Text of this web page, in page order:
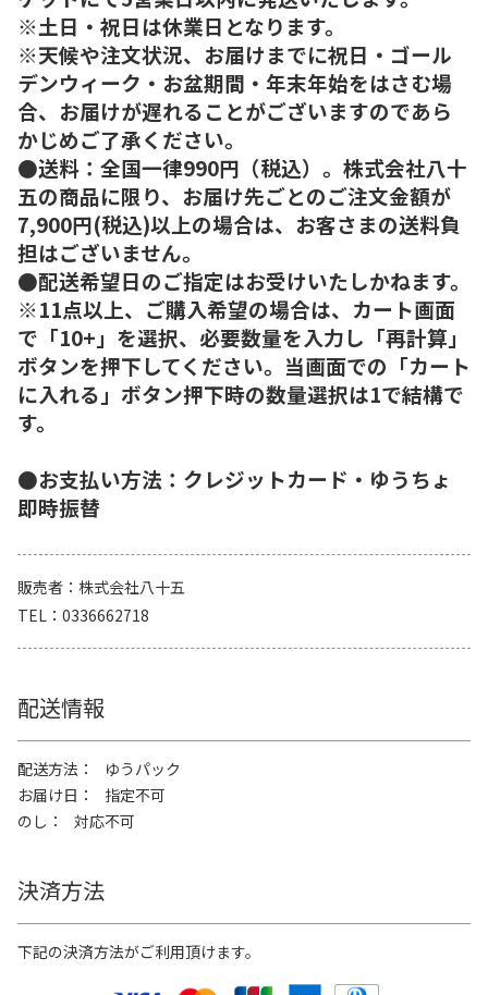
※土日・祝日は休業日となります。
※天候や注文状況、お届けまでに祝日・ゴール
デンウィーク・お盆期間・年末年始をはさむ場
合、お届けが遅れることがございますのであら
かじめご了承ください。
●送料：全国一律990円（税込）。株式会社八十
五の商品に限り、お届け先ごとのご注文金額が
7,900円(税込)以上の場合は、お客さまの送料負
担はございません。
●配送希望日のご指定はお受けいたしかねます。
※11点以上、ご購入希望の場合は、カート画面
で「10+」を選択、必要数量を入力し「再計算」
ボタンを押下してください。当画面での「カート
に入れる」ボタン押下時の数量選択は1で結構で
す。
●お支払い方法：クレジットカード・ゆうちょ
即時振替
販売者
株式会社八十五
TEL
0336662718
配送情報
配送方法
ゆうパック
お届け日
指定不可
のし
対応不可
決済方法
下記の決済方法がご利用頂けます。